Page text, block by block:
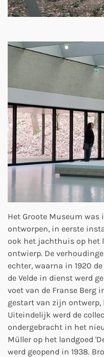
Het Groote Museum
ontworpen, in eerste
ook het jachthuis op het
ontwierp. De
echter, waarna in 1920
de Velde in dienst werd
voet van de Franse Berg
gestart van zijn ontwerp,
Uiteindelijk werd de
ondergebracht in het
Müller op het landgoed
werd geopend in 1938.